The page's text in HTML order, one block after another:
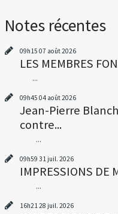
Notes récentes
09h15 07 août 2026
LES MEMBRES
...
09h45 04 août 2026
Jean-Pierre
contre...
...
09h59 31 juil. 2026
IMPRESSIONS DE
...
16h2128 juil. 2026